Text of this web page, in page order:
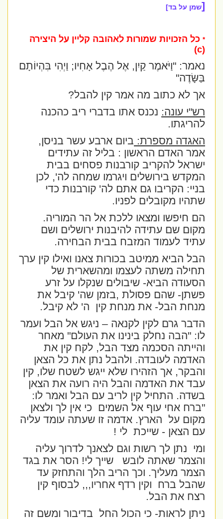
שמן על בד]
כל הזכויות שמורות לאהובה קליין על היצירה
נאמר: " וַיֹּאמֶר קַיִן, אֶל הֶבֶל אָחִיו; וַיְהִי בִּהְיוֹתָם
בַּשָּׂדֶה"
אך לא כתוב מה אמר קין להבל?
רש"י עונה:נכנס אתו בדברי ריב כהכנה
להריגתו.
האגדה מספרת:ביום ארבע עשר בניסן,
אמר האדם הראשון : בליל זה עתידים
ישראל להקריב קורבנות פסחים בבית
המקדש בירושלים ויגרמו שמחה לה', לכן
בניי: הקריבו גם אתם לה' קורבנות כדי
שתהיו מקובלים לפניו.
הם חיפשו ומצאו ללכת אל הר המוריה.
מקום שם עתידה להיבנות ירושלים ושם
עתיד לעמוד המזבח בבית הבחירה.
הבל הביא ממיטב בכורות צאנו ואילו קין ערך
תחילה משתה לעצמו ומהשארית של
הסעודה הביא- שיבולים שנקלו על זרע
פשתן- שהם פסולת ,בזמן שה' קיבל את
מנחת הבל- את מנחת קין ה' לא קיבל.
הדבר גרם לקין לקנאה – ניגש אל הבל ועמר
לו: "הבה נחלק בינינו את העולם" מאחר
והייתה הסכמה מצד הבל, לקח קין את
האדמה לעובדה. ולהבל נתן את כל הצאן
והבקר, אך הזהירו שלא ייגש לשטח שלו, קין
עבד את האדמה והבל היה רועה את הצאן
בשדה. התחיל קין לריב עם הבל ואמר לו:
"ברח אחי עוף אל השמים כי אין לך ולצאן
מקום על הארץ. אדמה זו שעתה עומד עליה
עם הצאן - שייכת לי !
ומי נתן לך רשות וגם לצאנך לדרוך עליה
והצמר שאתה לובש
שייך לי! הסר את בגד
הצמר מעליך. וכך הריב הלך והתחזק עד
שהבל ברח וקין רדף אחריו,,, לבסוף קין
רצח את הבל.
ניתן לראות- כי הכול החל בדיבור ומשם זה